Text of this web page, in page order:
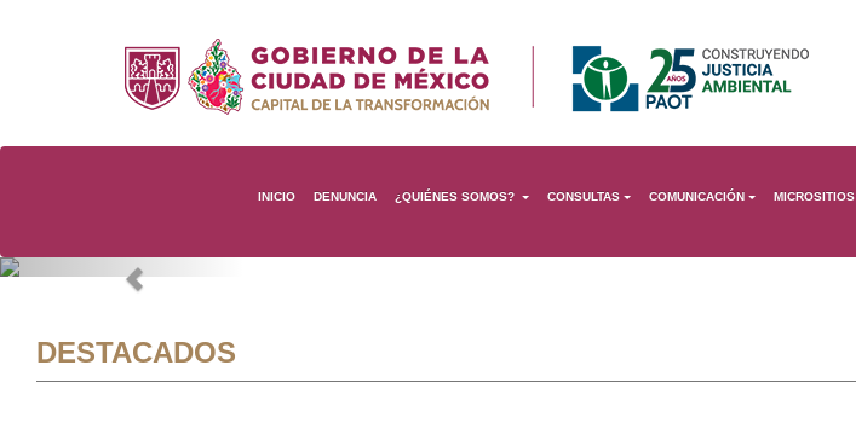
INICIO DENUNCIA ¿QUIÉNES SOMOS? CONSULTAS COMUNICACIÓN MICROSITIOS
Previous
DESTACADOS